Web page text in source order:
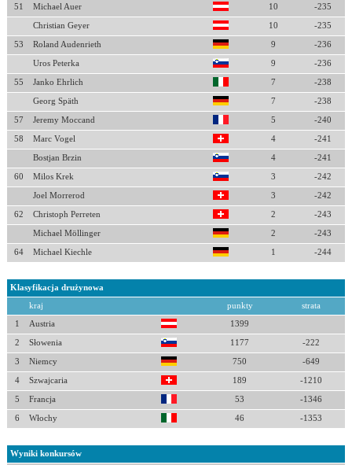
51 Michael Auer 10 -235
Christian Geyer 10 -235
53 Roland Audenrieth 9 -236
Uros Peterka 9 -236
55 Janko Ehrlich 7 -238
Georg Späth 7 -238
57 Jeremy Moccand 5 -240
58 Marc Vogel 4 -241
Bostjan Brzin 4 -241
60 Milos Krek 3 -242
Joel Morrerod 3 -242
62 Christoph Perreten 2 -243
Michael Möllinger 2 -243
64 Michael Kiechle 1 -244
Klasyfikacja drużynowa
kraj punkty strata
1 Austria 1399
2 Słowenia 1177 -222
3 Niemcy 750 -649
4 Szwajcaria 189 -1210
5 Francja 53 -1346
6 Włochy 46 -1353
Wyniki konkursów